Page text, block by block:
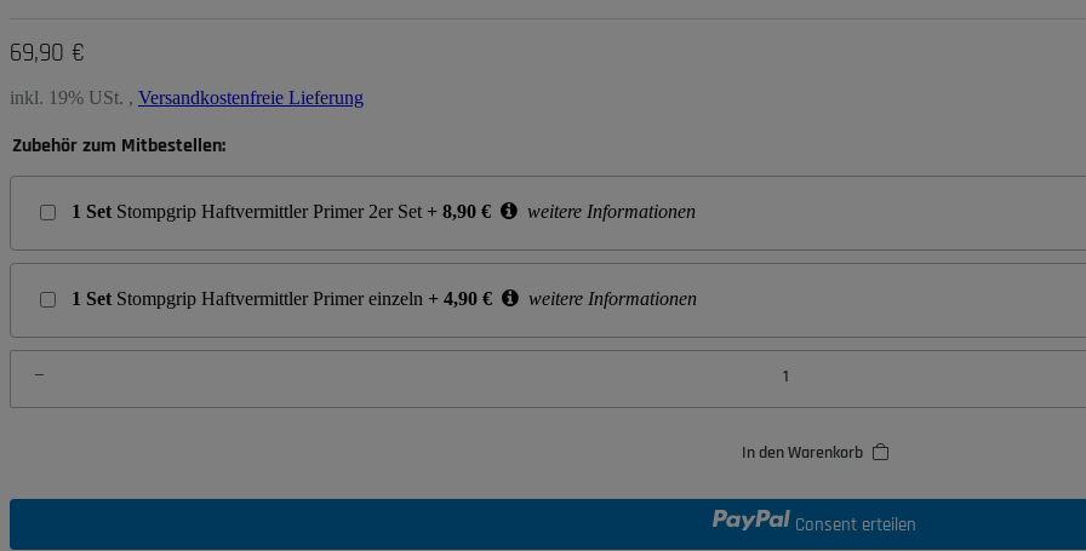
69,90 €
inkl. 19% USt. , Versandkostenfreie Lieferung
Zubehör zum Mitbestellen:
1 Set Stompgrip Haftvermittler Primer 2er Set + 8,90 € weitere Informationen
1 Set Stompgrip Haftvermittler Primer einzeln + 4,90 € weitere Informationen
In den Warenkorb
Consent erteilen